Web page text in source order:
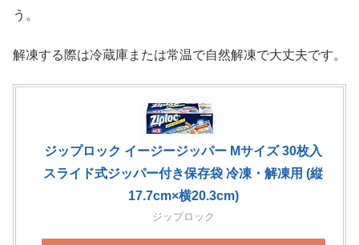
う。
解凍する際は冷蔵庫または常温で自然解凍で大丈夫です。
ジップロック イージージッパー Mサイズ 30枚入
スライド式ジッパー付き保存袋 冷凍・解凍用 (縦
17.7cm×横20.3cm)
ジップロック